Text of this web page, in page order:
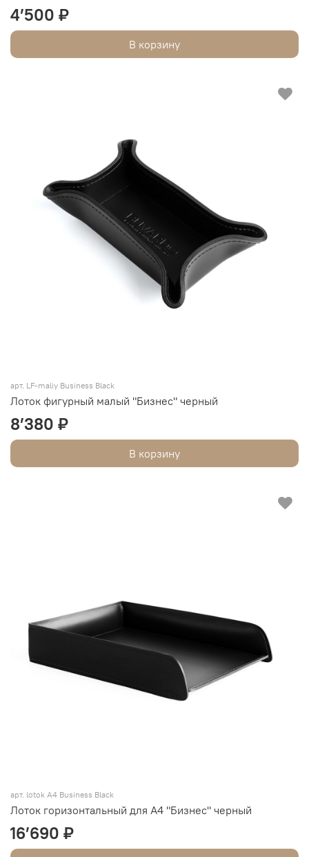
4’500 ₽
В корзину
арт. LF-maliy Business Black
Лоток фигурный малый "Бизнес" черный
8’380 ₽
В корзину
арт. lotok A4 Business Black
Лоток горизонтальный для А4 "Бизнес" черный
16’690 ₽